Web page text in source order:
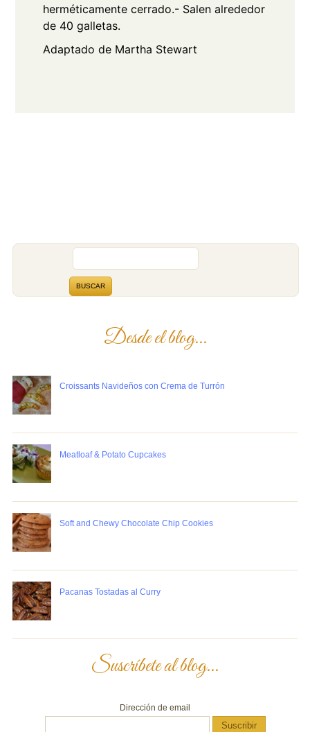
herméticamente cerrado.- Salen alrededor
de 40 galletas.
Adaptado de Martha Stewart
Desde el blog...
Croissants Navideños con Crema de Turrón
Meatloaf & Potato Cupcakes
Soft and Chewy Chocolate Chip Cookies
Pacanas Tostadas al Curry
Suscríbete al blog...
Dirección de email
Suscribir